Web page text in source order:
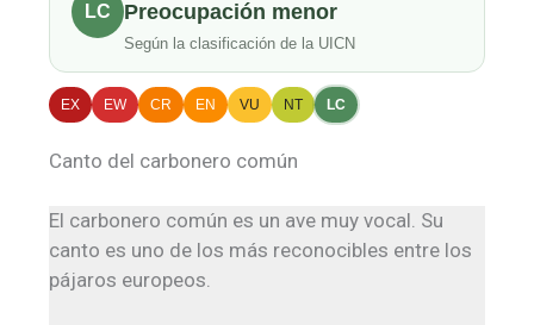
LC Preocupación menor
Según la clasificación de la UICN
EX EW CR EN VU NT LC
Canto del carbonero común
El carbonero común es un ave muy vocal. Su
canto es uno de los más reconocibles entre los
pájaros europeos.